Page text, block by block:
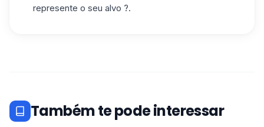
represente o seu alvo ?.
Também te pode interessar